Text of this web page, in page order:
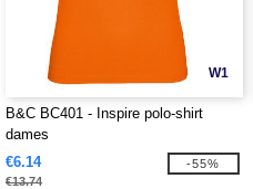
W1
B&C BC401 - Inspire polo-shirt
dames
€6.14
€13.74
-55%